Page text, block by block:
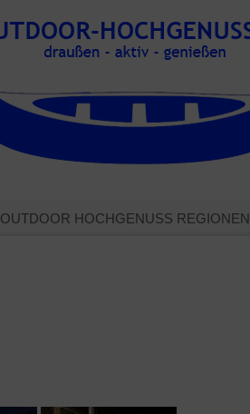
OUTDOOR HOCHGENUSS REGIONEN